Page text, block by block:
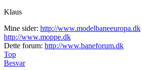
Klaus
Mine sider: http://www.modelbaneeuropa.dk
http://www.moppe.dk
Dette forum: http://www.baneforum.dk
Top
Besvar